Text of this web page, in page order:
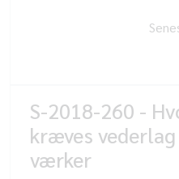
S-2018-260 -
kræves
værker